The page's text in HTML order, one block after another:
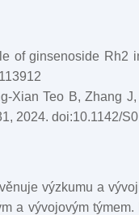
of ginsenoside Rh2
Xian Teo B, Zhang
2024. doi:10.1142/
výzkumu a
a vývojovým